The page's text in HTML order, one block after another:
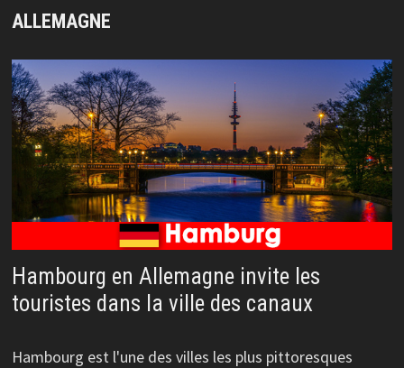
ALLEMAGNE
Hambourg en Allemagne invite les
touristes dans la ville des canaux
Hambourg est l'une des villes les plus pittoresques